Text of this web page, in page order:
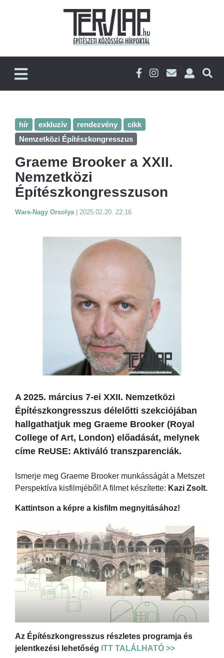
hír exkluzív rendezvény
cikk
Nemzetközi Építészkongresszus
Graeme Brooker a XXII.
Nemzetközi
Építészkongresszuson
Ware-Nagy Orsolya 2025.02.20. 22:16
A 2025. március 7-ei XXII. Nemzetközi
Építészkongresszus délelőtti szekciójában
hallgathatjuk meg Graeme Brooker (Royal
College of Art, London) előadását, melynek
címe ReUSE: Aktiváló transzparenciák.
Ismerje meg Graeme Brooker munkásságát a Metszet
Perspektíva kisfilmjéből! A filmet készítette: Kazi Zsolt.
Kattintson a képre a kisfilm megnyitásához!
Az Építészkongresszus részletes programja és
jelentkezési lehetőség ITT TALÁLHATÓ >>